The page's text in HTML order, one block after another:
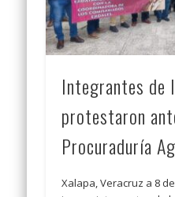
Integrantes de
protestaron
Procuraduría
Xalapa, Veracruz a 8